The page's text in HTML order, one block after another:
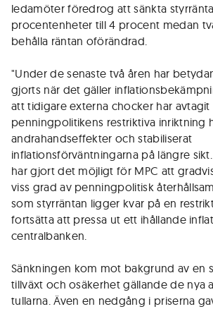
ledamöter föredrog att sänkta
procentenheter till 4 procent medan
behålla räntan oförändrad.
"Under de senaste två åren har
gjorts när det gäller
att tidigare externa chocker har avtagit
penningpolitikens restriktiva inriktning
andrahandseffekter och stabiliserat
inflationsförväntningarna på längre
har gjort det möjligt för MPC att
viss grad av penningpolitisk
som styrräntan ligger kvar på en
fortsätta att pressa ut ett ihållande
centralbanken.
Sänkningen kom mot bakgrund av en
tillväxt och osäkerhet gällande de nya
tullarna. Även en nedgång i priserna